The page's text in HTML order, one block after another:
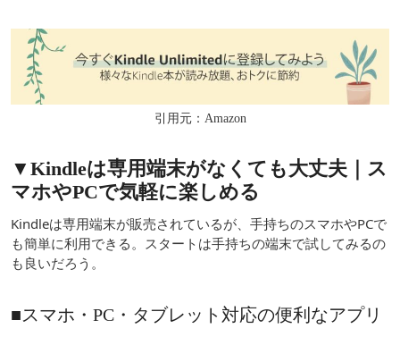
引用元：Amazon
▼Kindleは専用端末がなくても大丈夫｜ス
マホやPCで気軽に楽しめる
Kindleは専用端末が販売されているが、手持ちのスマホやPCで
も簡単に利用できる。スタートは手持ちの端末で試してみるの
も良いだろう。
■スマホ・PC・タブレット対応の便利なアプリ